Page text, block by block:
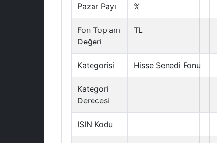
Pazar Payı %
Fon Toplam
Değeri
TL
Kategorisi Hisse Senedi Fonu
Kategori
Derecesi
ISIN Kodu